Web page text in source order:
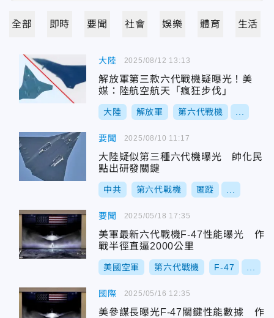
全部 即時 要聞 社會 娛樂 體育 生活
大陸
解放軍第三款六代戰機疑曝光！美
媒：陸航空航天「瘋狂步伐」
大陸 解放軍 第六代戰機
2025/08/12 13:13
要聞
大陸疑似第三種六代機曝光 帥化民
點出研發關鍵
中共 第六代戰機 匿蹤
2025/08/10 11:17
要聞
美軍最新六代戰機F-47性能曝光 作
戰半徑直逼2000公里
美國空軍 第六代戰機 F-47
2025/05/18 17:35
國際
美參謀長曝光F-47關鍵性能數據 作
2025/05/16 12:35